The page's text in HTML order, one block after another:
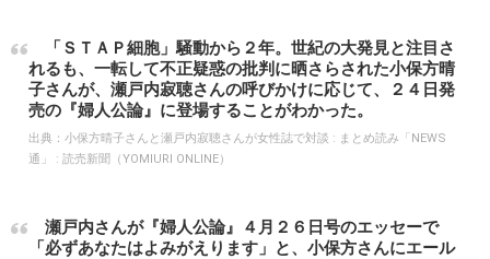
「ＳＴＡＰ細胞」騒動から２年。世紀の大発見と注目さ
れるも、一転して不正疑惑の批判に晒さらされた小保方晴
子さんが、瀬戸内寂聴さんの呼びかけに応じて、２４日発
売の『婦人公論』に登場することがわかった。
出典： 小保方晴子さんと瀬戸内寂聴さんが女性誌で対談 : まとめ読み「NEWS
通」 : 読売新聞（YOMIURI ONLINE）
瀬戸内さんが『婦人公論』４月２６日号のエッセーで
「必ずあなたはよみがえります」と、小保方さんにエール